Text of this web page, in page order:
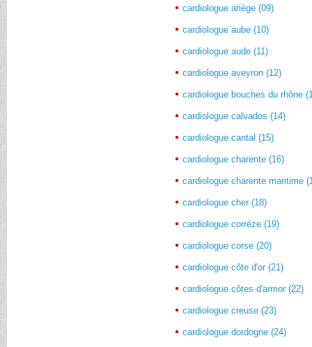
cardiologue ariège (09)
cardiologue aube (10)
cardiologue aude (11)
cardiologue aveyron (12)
cardiologue bouches du rhône
cardiologue calvados (14)
cardiologue cantal (15)
cardiologue charente (16)
cardiologue charente maritime
cardiologue cher (18)
cardiologue corrèze (19)
cardiologue corse (20)
cardiologue côte d'or (21)
cardiologue côtes d'armor (22)
cardiologue creuse (23)
cardiologue dordogne (24)